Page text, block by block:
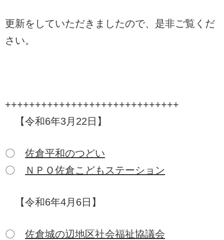
更新をしていただきましたので、是非ご覧くだ
さい。
+++++++++++++++++++++++++++++
【令和6年3月22日】
〇 佐倉平和のつどい
〇
ＮＰＯ佐倉こどもステーション
【令和6年4月6日】
〇 佐倉城の辺地区社会福祉協議会